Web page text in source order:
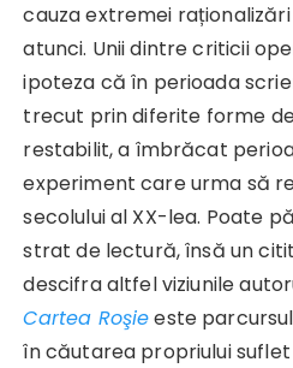
cauza extremei
atunci. Unii dintre criticii
ipoteza că în perioada
trecut prin diferite forme
restabilit, a îmbrăcat
experiment care urma să
secolului al XX-lea. Poate
strat de lectură, însă un
descifra altfel viziunile
Cartea Roşieeste
în căutarea propriului